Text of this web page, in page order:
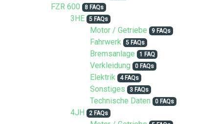
FZR 600 8 FAQs
3HE 5 FAQs
Motor / Getriebe 9 FAQs
Fahrwerk 5 FAQs
Bremsanlage 1 FAQ
Verkleidung 0 FAQs
Elektrik 4 FAQs
Sonstiges 3 FAQs
Technische Daten 0 FAQs
4JH 2 FAQs